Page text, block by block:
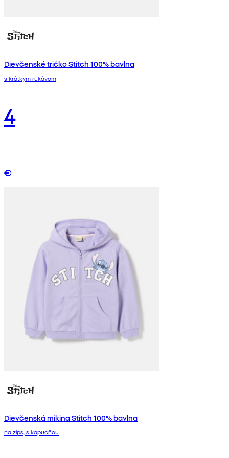
Dievčenské tričko Stitch 100% bavlna
s krátkym rukávom
4
€
Dievčenská mikina Stitch 100% bavlna
na zips, s kapucňou